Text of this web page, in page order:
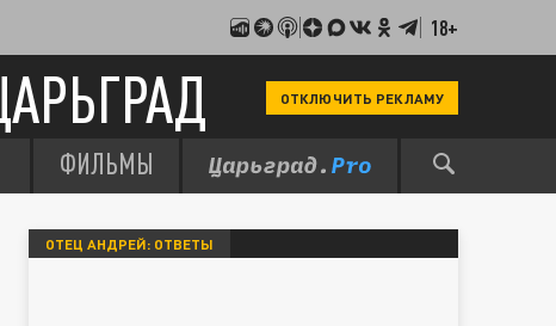
18+
ОТКЛЮЧИТЬ РЕКЛАМУ
ФИЛЬМЫ
ОТЕЦ АНДРЕЙ: ОТВЕТЫ